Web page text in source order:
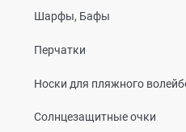
Шарфы, Бафы
Перчатки
Носки для пляжного
Солнцезащитные очки